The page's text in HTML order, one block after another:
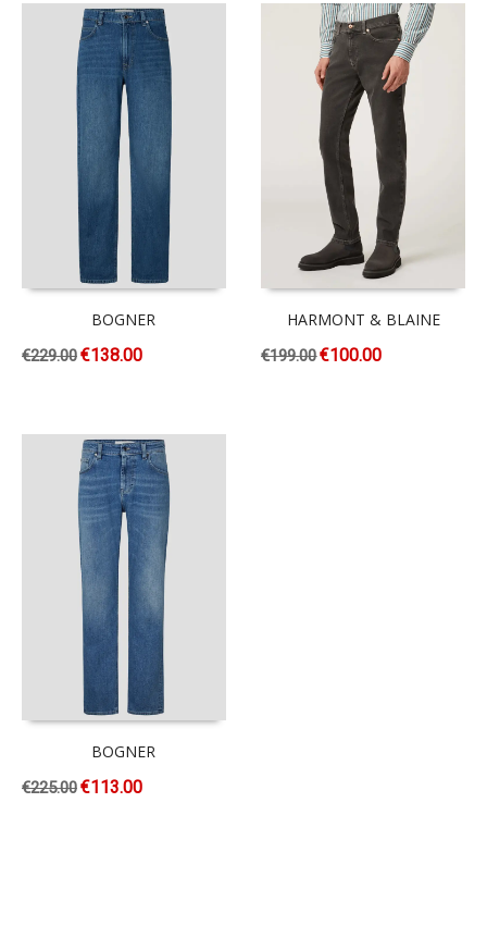
BOGNER
€229.00€138.00
HARMONT & BLAINE
€199.00€100.00
BOGNER
€225.00€113.00